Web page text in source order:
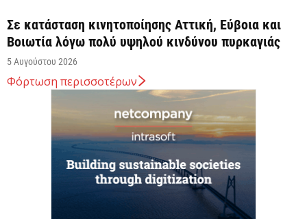
Σε κατάσταση κινητοποίησης Αττική, Εύβοια και
Βοιωτία λόγω πολύ υψηλού κινδύνου πυρκαγιάς
5 Αυγούστου 2026
Άνω των 20 δισ. ευρώ οι ρυθμίσεις οφειλών από
την έναρξη λειτουργίας της πλατφόρμας
5 Αυγούστου 2026
Κυρ. Μητσοτάκης: Η είσοδος της Meridiam
αποτελεί μια πολύ ισχυρή ψήφο εμπιστοσύνης στον
Φόρτωση περισσοτέρων